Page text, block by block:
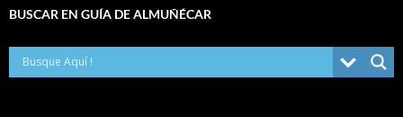
BUSCAR EN GUÍA DE ALMUÑÉCAR